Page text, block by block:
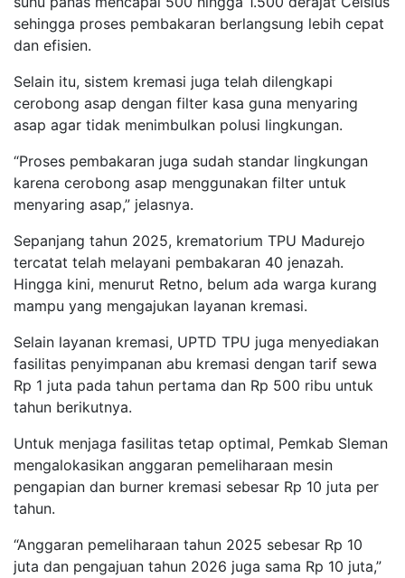
sehingga proses pembakaran berlangsung lebih cepat
dan efisien.
Selain itu, sistem kremasi juga telah dilengkapi
cerobong asap dengan filter kasa guna menyaring
asap agar tidak menimbulkan polusi lingkungan.
“Proses pembakaran juga sudah standar lingkungan
karena cerobong asap menggunakan filter untuk
menyaring asap,” jelasnya.
Sepanjang tahun 2025, krematorium TPU Madurejo
tercatat telah melayani pembakaran 40 jenazah.
Hingga kini, menurut Retno, belum ada warga kurang
mampu yang mengajukan layanan kremasi.
Selain layanan kremasi, UPTD TPU juga menyediakan
fasilitas penyimpanan abu kremasi dengan tarif sewa
Rp 1 juta pada tahun pertama dan Rp 500 ribu untuk
tahun berikutnya.
Untuk menjaga fasilitas tetap optimal, Pemkab Sleman
mengalokasikan anggaran pemeliharaan mesin
pengapian dan burner kremasi sebesar Rp 10 juta per
tahun.
“Anggaran pemeliharaan tahun 2025 sebesar Rp 10
juta dan pengajuan tahun 2026 juga sama Rp 10 juta,”